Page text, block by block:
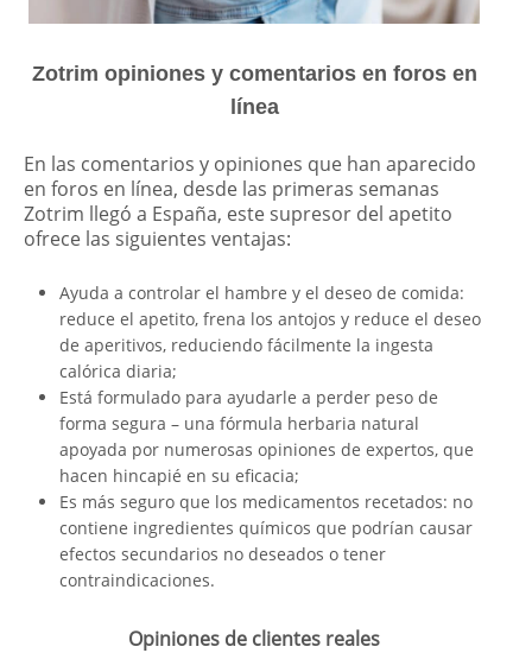
Zotrim opiniones y comentarios en foros en
línea
En las comentarios y opiniones que han aparecido
en foros en línea, desde las primeras semanas
Zotrim llegó a España, este supresor del apetito
ofrece las siguientes ventajas:
Ayuda a controlar el hambre y el deseo de comida:
reduce el apetito, frena los antojos y reduce el deseo
de aperitivos, reduciendo fácilmente la ingesta
calórica diaria;
Está formulado para ayudarle a perder peso de
forma segura – una fórmula herbaria natural
apoyada por numerosas opiniones de expertos, que
hacen hincapié en su eficacia;
Es más seguro que los medicamentos recetados: no
contiene ingredientes químicos que podrían causar
efectos secundarios no deseados o tener
contraindicaciones.
Opiniones de clientes reales